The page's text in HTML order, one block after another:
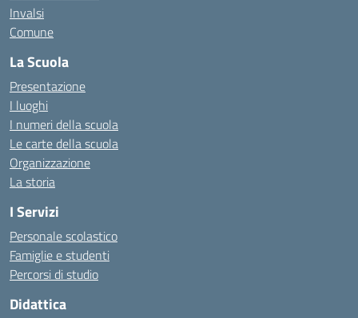
Invalsi
Comune
La Scuola
Presentazione
I luoghi
I numeri della scuola
Le carte della scuola
Organizzazione
La storia
I Servizi
Personale scolastico
Famiglie e studenti
Percorsi di studio
Didattica